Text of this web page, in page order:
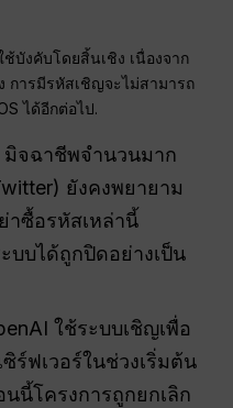
ช้บังคับโดยสิ้นเชิง เนื่องจาก
การมีรหัสเชิญจะไม่สามารถ
ได้อีกต่อไป.
มิจฉาชีพจำนวนมาก
ยังคงพยายาม
าซื้อรหัสเหล่านี้
บบได้ถูกปิดอย่างเป็น
ใช้ระบบเชิญเพื่อ
ร์ฟเวอร์ในช่วงเริ่มต้น
นี้โครงการถูกยกเลิก